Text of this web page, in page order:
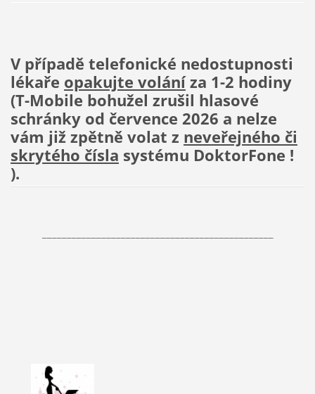
V případě telefonické nedostupnosti
lékaře opakujte voláníza 1-2 hodiny
(T-Mobile bohužel zrušil hlasové
schránky od července 2026 a nelze
vám již zpětně volat z neveřejného či
skrytého čísla systému DoktorFone !
).